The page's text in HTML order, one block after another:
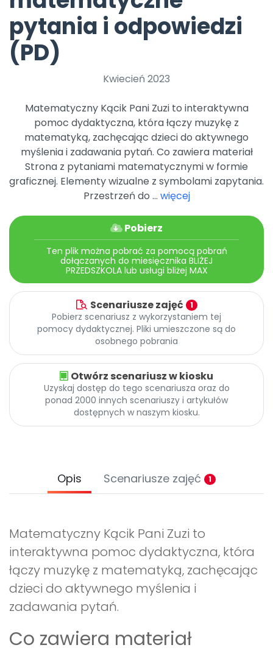
Archiwalne numery
Pomoc
Promocje
pytania i odpowiedzi
(PD)
Kwiecień 2023
Matematyczny Kącik Pani Zuzi to interaktywna
pomoc dydaktyczna, która łączy muzykę z
matematyką, zachęcając dzieci do aktywnego
myślenia i zadawania pytań. Co zawiera materiał
Strona z pytaniami matematycznymi w formie
graficznej. Elementy wizualne z symbolami zapytania.
Przestrzeń do ... więcej
Pobierz
Ten plik można pobrać za pomocą pobrań
dołączanych do miesięcznika BLIŻEJ
PRZEDSZKOLA lub usługi bliżej MAX
Scenariusze zajęć 1
Pobierz scenariusz z wykorzystaniem tej
pomocy dydaktycznej. Pliki umieszczone są do
osobnego pobrania
Otwórz scenariusz w kiosku
Uzyskaj dostęp do tego scenariusza oraz do
ponad 2000 innych scenariuszy i artykułów
dostępnych w naszym kiosku.
Opis Scenariusze zajęć 1
Matematyczny Kącik Pani Zuzi to
interaktywna pomoc dydaktyczna, która
łączy muzykę z matematyką, zachęcając
dzieci do aktywnego myślenia i
zadawania pytań.
Co zawiera materiał